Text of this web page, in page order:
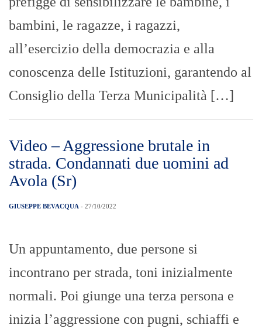
bambini, le ragazze, i ragazzi,
all’esercizio della democrazia e alla
conoscenza delle Istituzioni, garantendo al
Consiglio della Terza Municipalità […]
Video – Aggressione brutale in
strada. Condannati due uomini ad
Avola (Sr)
GIUSEPPE BEVACQUA - 27/10/2022
Un appuntamento, due persone si
incontrano per strada, toni inizialmente
normali. Poi giunge una terza persona e
inizia l’aggressione con pugni, schiaffi e